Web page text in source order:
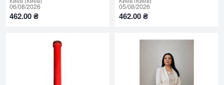
06/08/2026
462.00 ₴
05/08/2026
462.00 ₴